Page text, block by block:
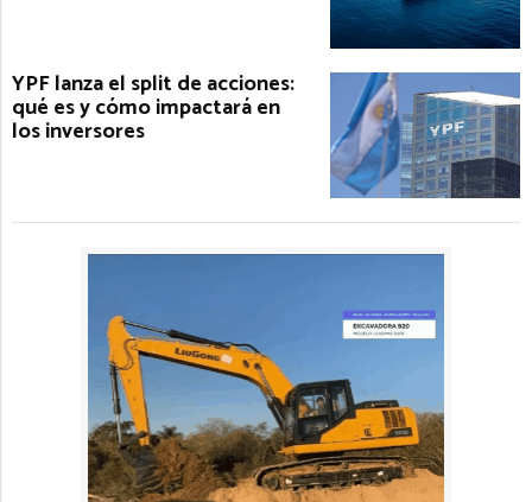
YPF lanza el split de acciones:
qué es y cómo impactará en
los inversores